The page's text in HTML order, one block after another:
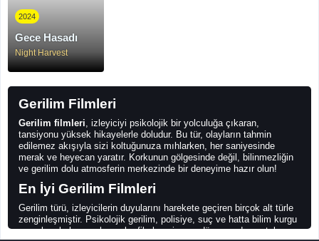
2024
Gece Hasadı
Night Harvest
Gerilim Filmleri
Gerilim filmleri, izleyiciyi psikolojik bir yolculuğa çıkaran,
tansiyonu yüksek hikayelerle doludur. Bu tür, olayların tahmin
edilemez akışıyla sizi koltuğunuza mıhlarken, her saniyesinde
merak ve heyecan yaratır. Korkunun gölgesinde değil, bilinmezliğin
ve gerilim dolu atmosferin merkezinde bir deneyime hazır olun!
En İyi Gerilim Filmleri
Gerilim türü, izleyicilerin duyularını harekete geçiren birçok alt türle
zenginleşmiştir. Psikolojik gerilim, polisiye, suç ve hatta bilim kurgu
unsurlarıyla harmanlanan bu filmler, sinema dünyasında unutulmaz